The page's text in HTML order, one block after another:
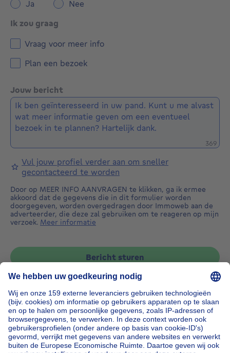
Ja
Nee
Ik zou graag
Vraag voor meer info
Plan een bezoek
Jouw bericht
369
Vul jouw profiel verder aan om sneller
gecontacteerd te worden
Door op MEER INFO AANVRAGEN te klikken, ga ik ermee
akkoord dat de gegevens die in dit formulier worden
doorgegeven, worden overgedragen door Immoweb aan de
adverteerder, die deze zal gebruiken om te reageren op mijn
verzoek. Meer informatie
Bericht sturen
Home België
Brussel (provincie)